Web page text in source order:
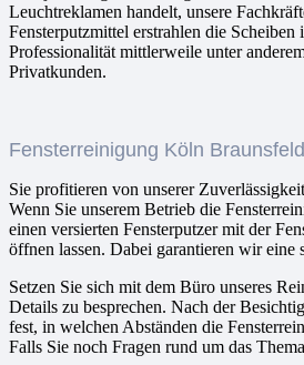
Leuchtreklamen handelt, unsere
Fensterputzmittel erstrahlen die
Professionalität mittlerweile unter
Privatkunden.
Fensterreinigung Köln
Sie profitieren von unserer
Wenn Sie unserem Betrieb die
einen versierten Fensterputzer mit der
öffnen lassen. Dabei garantieren wir
Setzen Sie sich mit dem Büro unseres
Details zu besprechen. Nach der
fest, in welchen Abständen die
Falls Sie noch Fragen rund um das